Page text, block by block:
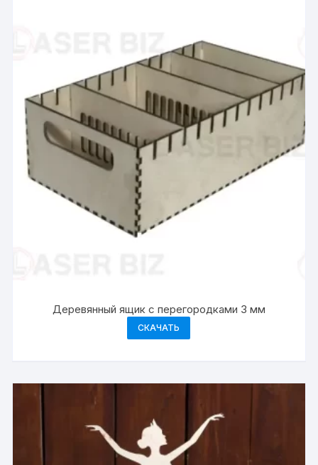
Деревянный ящик с перегородками 3 мм
СКАЧАТЬ